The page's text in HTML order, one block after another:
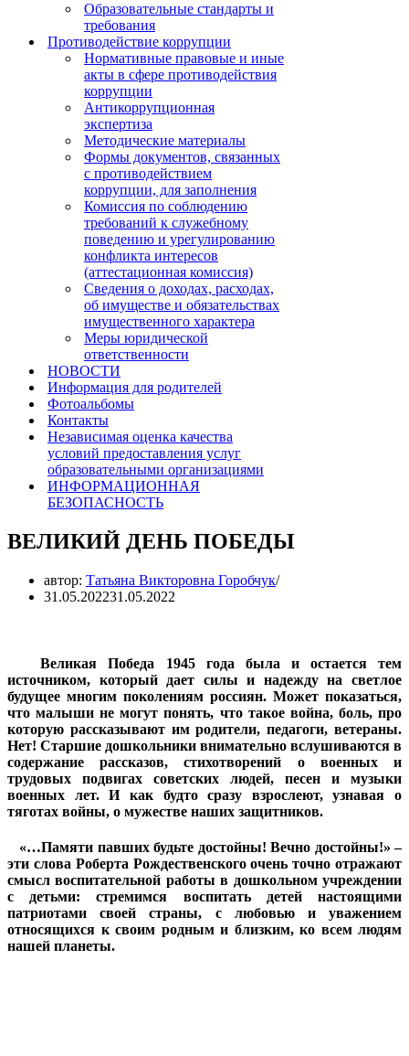
Образовательные стандарты и
требования
Противодействие коррупции
Нормативные правовые и иные
акты в сфере противодействия
коррупции
Антикоррупционная
экспертиза
Методические материалы
Формы документов, связанных
с противодействием
коррупции, для заполнения
Комиссия по соблюдению
требований к служебному
поведению и урегулированию
конфликта интересов
(аттестационная комиссия)
Сведения о доходах, расходах,
об имуществе и обязательствах
имущественного характера
Меры юридической
ответственности
НОВОСТИ
Информация для родителей
Фотоальбомы
Контакты
Независимая оценка качества
условий предоставления услуг
образовательными организациями
ИНФОРМАЦИОННАЯ
БЕЗОПАСНОСТЬ
ВЕЛИКИЙ ДЕНЬ ПОБЕДЫ
автор: Татьяна Викторовна Горобчук
31.05.202231.05.2022
Великая Победа 1945 года была и остается тем
источником, который дает силы и надежду на светлое
будущее многим поколениям россиян. Может показаться,
что малыши не могут понять, что такое война, боль, про
которую рассказывают им родители, педагоги, ветераны.
Нет! Старшие дошкольники внимательно вслушиваются в
содержание рассказов, стихотворений о военных и
трудовых подвигах советских людей, песен и музыки
военных лет. И как будто сразу взрослеют, узнавая о
тяготах войны, о мужестве наших защитников.
«…Памяти павших будьте достойны! Вечно достойны!» –
эти слова Роберта Рождественского очень точно отражают
смысл воспитательной работы в дошкольном учреждении
с детьми: стремимся воспитать детей настоящими
патриотами своей страны, с любовью и уважением
относящихся к своим родным и близким, ко всем людям
нашей планеты.